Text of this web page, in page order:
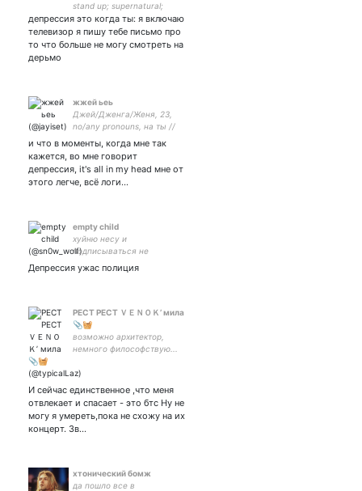
stand up; supernatural;
депрессия это когда ты: я включаю
телевизор я пишу тебе письмо про
то что больше не могу смотреть на
дерьмо
жжей ьеь
Джей/Дженга/Женя, 23,
no/any pronouns, на ты //
элфв, wannabe культуролог
// юп ©
и что в моменты, когда мне так
кажется, во мне говорит
депрессия, it's all in my head мне от
этого легче, всё логи…
empty child
хуйню несу и
подписываться не
не будет
Депрессия ужас полиция
РЕСТ РЕСТ ＶＥＮＯＫ’ мила
📎🧺
возможно архитектор,
немного философствую...
handsome?!
И сейчас единственное ,что меня
отвлекает и спасает - это бтс Ну не
могу я умереть,пока не схожу на их
концерт. Зв…
хтонический бомж
да пошло все в